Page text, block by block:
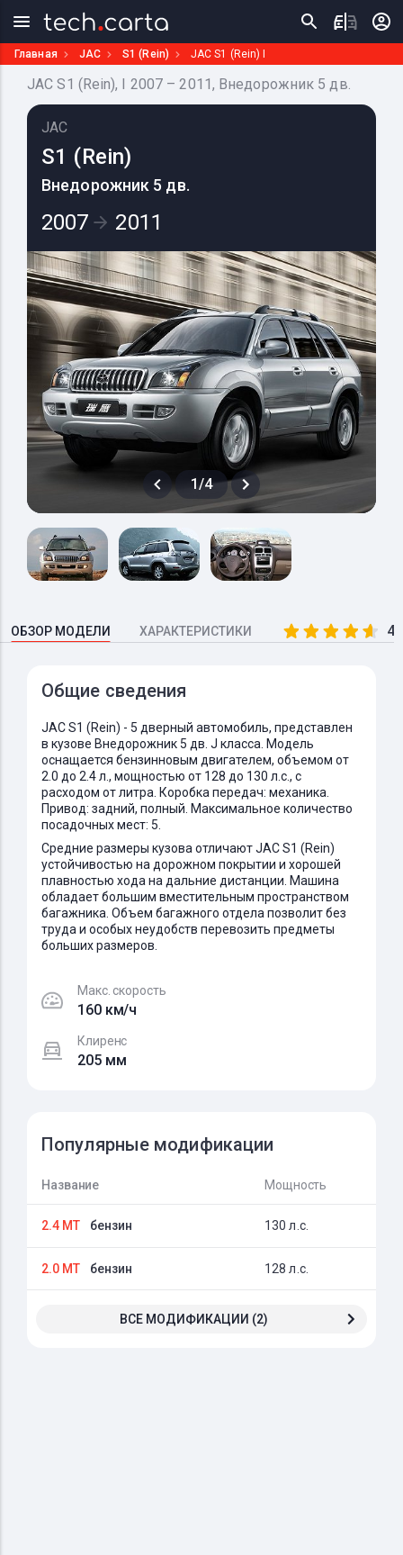
Главная JAC S1 (Rein) JAC S1 (Rein) I
JAC S1 (Rein), I 2007 – 2011, Внедорожник 5 дв.
JAC
S1 (Rein)
Внедорожник 5 дв.
2007 2011
1/4
ОБЗОР МОДЕЛИ ХАРАКТЕРИСТИКИ
Общие сведения
JAC S1 (Rein) - 5 дверный автомобиль, представлен
в кузове Внедорожник 5 дв. J класса. Модель
оснащается бензинновым двигателем, объемом от
2.0 до 2.4 л., мощностью от 128 до 130 л.с., с
расходом от литра. Коробка передач: механика.
Привод: задний, полный. Максимальное количество
посадочных мест: 5.
Средние размеры кузова отличают JAC S1 (Rein)
устойчивостью на дорожном покрытии и хорошей
плавностью хода на дальние дистанции. Машина
обладает большим вместительным пространством
багажника. Объем багажного отдела позволит без
труда и особых неудобств перевозить предметы
больших размеров.
Макс. скорость
160 км/ч
Клиренс
205 мм
Популярные модификации
Название Мощность
2.4 MT бензин 130 л.с.
2.0 MT бензин 128 л.с.
ВСЕ МОДИФИКАЦИИ (2)